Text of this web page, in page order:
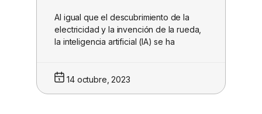
Al igual que el descubrimiento de la
electricidad y la invención de la rueda,
la inteligencia artificial (IA) se ha
14 octubre, 2023